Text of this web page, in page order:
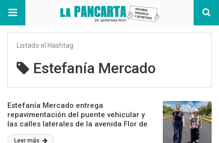
Listado el Hashtag
Estefanía Mercado
Estefanía Mercado entrega
repavimentación del puente vehicular y
las calles laterales de la avenida Flor de
Ciruelo
Leer más